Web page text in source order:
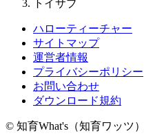
トイサブ
ハローティーチャー
サイトマップ
運営者情報
プライバシーポリシー
お問い合わせ
ダウンロード規約
© 知育What's（知育ワッツ